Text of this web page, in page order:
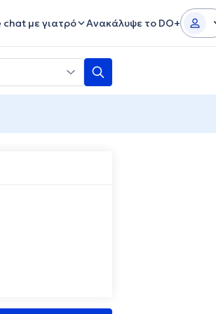
chat με γιατρό Ανακάλυψε το DO+